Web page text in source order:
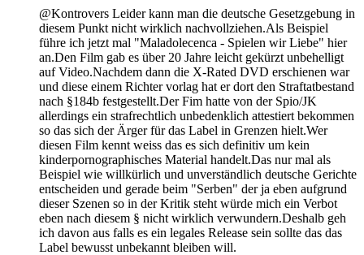
@Kontrovers Leider kann man die deutsche Gesetzgebung in
diesem Punkt nicht wirklich nachvollziehen.Als Beispiel
führe ich jetzt mal "Maladolecenca - Spielen wir Liebe" hier
an.Den Film gab es über 20 Jahre leicht gekürzt unbehelligt
auf Video.Nachdem dann die X-Rated DVD erschienen war
und diese einem Richter vorlag hat er dort den Straftatbestand
nach §184b festgestellt.Der Fim hatte von der Spio/JK
allerdings ein strafrechtlich unbedenklich attestiert bekommen
so das sich der Ärger für das Label in Grenzen hielt.Wer
diesen Film kennt weiss das es sich definitiv um kein
kinderpornographisches Material handelt.Das nur mal als
Beispiel wie willkürlich und unverständlich deutsche Gerichte
entscheiden und gerade beim "Serben" der ja eben aufgrund
dieser Szenen so in der Kritik steht würde mich ein Verbot
eben nach diesem § nicht wirklich verwundern.Deshalb geh
ich davon aus falls es ein legales Release sein sollte das das
Label bewusst unbekannt bleiben will.